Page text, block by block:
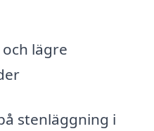
lägre
stenläggning i